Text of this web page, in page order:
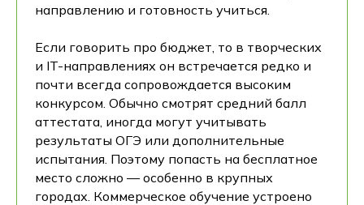
направлению и готовность учиться.
Если говорить про бюджет, то в творческих
и IT-направлениях он встречается редко и
почти всегда сопровождается высоким
конкурсом. Обычно смотрят средний балл
аттестата, иногда могут учитывать
результаты ОГЭ или дополнительные
испытания. Поэтому попасть на бесплатное
место сложно — особенно в крупных
городах. Коммерческое обучение устроено